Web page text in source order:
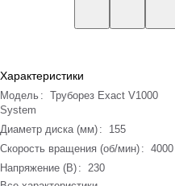
Характеристики
Модель : Труборез Exact V1000
System
Диаметр диска (мм) :
155
Скорость вращения (об/мин) : 4000
Напряжение (В) : 230